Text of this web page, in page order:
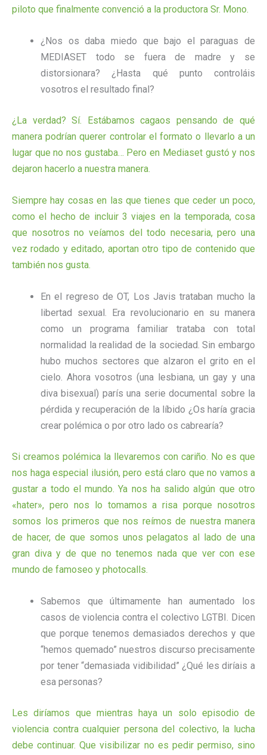
piloto que finalmente convenció a la productora Sr. Mono.
¿Nos os daba miedo que bajo el paraguas de
MEDIASET todo se fuera de madre y se
distorsionara? ¿Hasta qué punto controláis
vosotros el resultado final?
¿La verdad? Sí. Estábamos cagaos pensando de qué
manera podrían querer controlar el formato o llevarlo a un
lugar que no nos gustaba… Pero en Mediaset gustó y nos
dejaron hacerlo a nuestra manera.
Siempre hay cosas en las que tienes que ceder un poco,
como el hecho de incluir 3 viajes en la temporada, cosa
que nosotros no veíamos del todo necesaria, pero una
vez rodado y editado, aportan otro tipo de contenido que
también nos gusta.
En el regreso de OT, Los Javis trataban mucho la
libertad sexual. Era revolucionario en su manera
como un programa familiar trataba con total
normalidad la realidad de la sociedad. Sin embargo
hubo muchos sectores que alzaron el grito en el
cielo. Ahora vosotros (una lesbiana, un gay y una
diva bisexual) parís una serie documental sobre la
pérdida y recuperación de la líbido ¿Os haría gracia
crear polémica o por otro lado os cabrearía?
Si creamos polémica la llevaremos con cariño. No es que
nos haga especial ilusión, pero está claro que no vamos a
gustar a todo el mundo. Ya nos ha salido algún que otro
«hater», pero nos lo tomamos a risa porque nosotros
somos los primeros que nos reímos de nuestra manera
de hacer, de que somos unos pelagatos al lado de una
gran diva y de que no tenemos nada que ver con ese
mundo de famoseo y photocalls.
Sabemos que últimamente han aumentado los
casos de violencia contra el colectivo LGTBI. Dicen
que porque tenemos demasiados derechos y que
“hemos quemado” nuestros discurso precisamente
por tener “demasiada vidibilidad” ¿Qué les diríais a
esa personas?
Les diríamos que mientras haya un solo episodio de
violencia contra cualquier persona del colectivo, la lucha
debe continuar. Que visibilizar no es pedir permiso, sino